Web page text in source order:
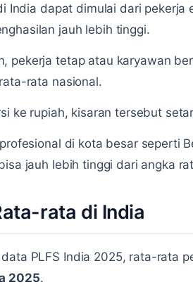
India dapat dimulai dari
jauh lebih tinggi.
pekerja tetap atau karyawan
rata nasional.
ke rupiah, kisaran tersebut
di kota besar seperti
jauh lebih tinggi dari angka
rata di India
PLFS India 2025, rata-rata
2025.